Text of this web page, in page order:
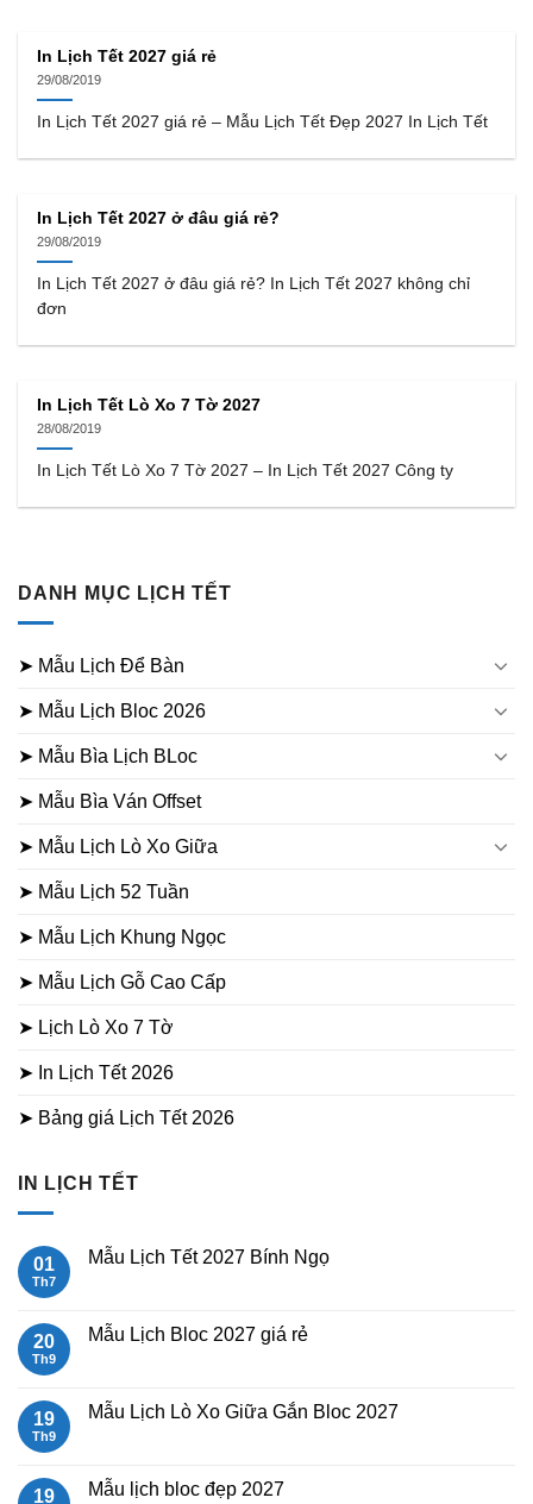
In Lịch Tết 2027 giá rẻ
29/08/2019
In Lịch Tết 2027 giá rẻ – Mẫu Lịch Tết Đẹp 2027 In Lịch Tết
In Lịch Tết 2027 ở đâu giá rẻ?
29/08/2019
In Lịch Tết 2027 ở đâu giá rẻ? In Lịch Tết 2027 không chỉ
đơn
In Lịch Tết Lò Xo 7 Tờ 2027
28/08/2019
In Lịch Tết Lò Xo 7 Tờ 2027 – In Lịch Tết 2027 Công ty
DANH MỤC LỊCH TẾT
➤ Mẫu Lịch Để Bàn
➤ Mẫu Lịch Bloc 2026
➤ Mẫu Bìa Lịch BLoc
➤ Mẫu Bìa Ván Offset
➤ Mẫu Lịch Lò Xo Giữa
➤ Mẫu Lịch 52 Tuần
➤ Mẫu Lịch Khung Ngọc
➤ Mẫu Lịch Gỗ Cao Cấp
➤ Lịch Lò Xo 7 Tờ
➤ In Lịch Tết 2026
➤ Bảng giá Lịch Tết 2026
IN LỊCH TẾT
01
Th7
Mẫu Lịch Tết 2027 Bính Ngọ
luận
ở
2027
Bính
20
Th9
Mẫu Lịch Bloc 2027 giá rẻ
luận
ở
2027
giá
19
Th9
Mẫu Lịch Lò Xo Giữa Gắn Bloc 2027
luận
ở
19 Mẫu lịch bloc đẹp 2027